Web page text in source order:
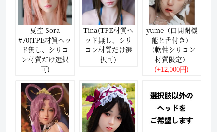
夏空 Sora
#70(TPE材質ヘッ
ド無し、シリコ
ン材質だけ選択
可)
Tina(TPE材質ヘ
ッド無し、シリ
コン材質だけ選
択可)
yume（口開閉機
能と舌付き）
（軟性シリコン
材質限定）
(+12,000円)